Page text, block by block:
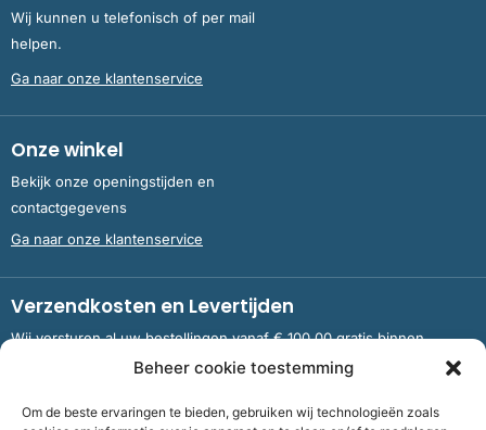
Beheer cookie toestemming
Om de beste ervaringen te bieden, gebruiken wij technologieën zoals
Wij kunnen u telefonisch of per mail
helpen.
Ga naar onze klantenservice
Onze winkel
Bekijk onze openingstijden en
contactgegevens
Ga naar onze klantenservice
Verzendkosten en Levertijden
Wij versturen al uw bestellingen vanaf € 100,00 gratis binnen
Nederland en België.
Meer informatie over verzendkosten en levertijden